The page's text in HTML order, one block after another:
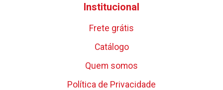
Institucional
Frete grátis
Catálogo
Quem somos
Política de Privacidade